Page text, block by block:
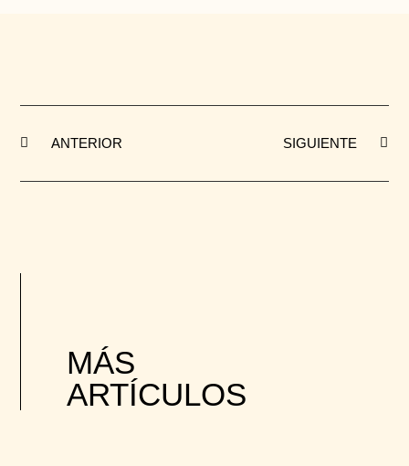
ANTERIOR SIGUIENTE
MÁS
ARTÍCULOS